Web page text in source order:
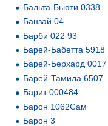
Бальта-Бьюти 0338
Банзай 04
Барби 022 93
Барей-Бабетта 5918
Барей-Берхард 0017
Барей-Тамила 6507
Барит 000484
Барон 1062Сам
Барон 3